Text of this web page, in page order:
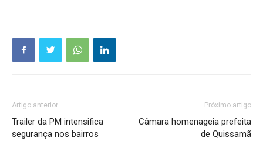
Artigo anterior
Trailer da PM intensifica
segurança nos bairros
Próximo artigo
Câmara homenageia prefeita
de Quissamã